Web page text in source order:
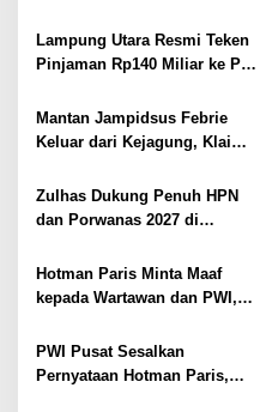
Tunggu Keputusan BKN
Lampung Utara Resmi Teken
Pinjaman Rp140 Miliar ke PT
Jalan
Mantan Jampidsus Febrie
Keluar dari Kejagung, Klaim
Zulhas Dukung Penuh HPN
dan Porwanas 2027 di
Prabowo Hadir
Hotman Paris Minta Maaf
kepada Wartawan dan PWI,
Pers
PWI Pusat Sesalkan
Pernyataan Hotman Paris,